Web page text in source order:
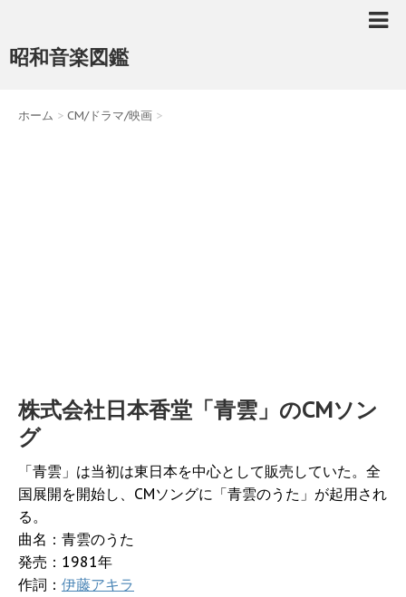
昭和音楽図鑑
ホーム > CM/ドラマ/映画 >
株式会社日本香堂「青雲」のCMソン
グ
「青雲」は当初は東日本を中心として販売していた。全
国展開を開始し、CMソングに「青雲のうた」が起用され
る。
曲名：青雲のうた
発売：1981年
作詞： 伊藤アキラ